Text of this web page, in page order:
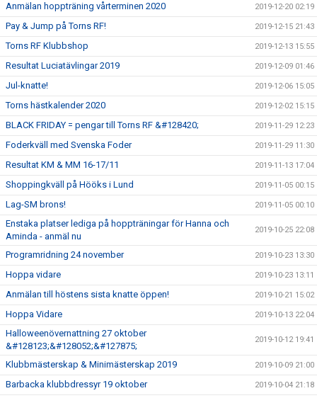
Anmälan hoppträning vårterminen 2020 2019-12-20 02:19
Pay & Jump på Torns RF! 2019-12-15 21:43
Torns RF Klubbshop 2019-12-13 15:55
Resultat Luciatävlingar 2019 2019-12-09 01:46
Jul-knatte! 2019-12-06 15:05
Torns hästkalender 2020 2019-12-02 15:15
BLACK FRIDAY = pengar till Torns RF &#128420; 2019-11-29 12:23
Foderkväll med Svenska Foder 2019-11-29 11:30
Resultat KM & MM 16-17/11 2019-11-13 17:04
Shoppingkväll på Hööks i Lund 2019-11-05 00:15
Lag-SM brons! 2019-11-05 00:10
Enstaka platser lediga på hoppträningar för Hanna och
Aminda - anmäl nu
2019-10-25 22:08
Programridning 24 november 2019-10-23 13:30
Hoppa vidare 2019-10-23 13:11
Anmälan till höstens sista knatte öppen! 2019-10-21 15:02
Hoppa Vidare 2019-10-13 22:04
Halloweenövernattning 27 oktober
&#128123;&#128052;&#127875;
2019-10-12 19:41
Klubbmästerskap & Minimästerskap 2019 2019-10-09 21:00
Barbacka klubbdressyr 19 oktober 2019-10-04 21:18